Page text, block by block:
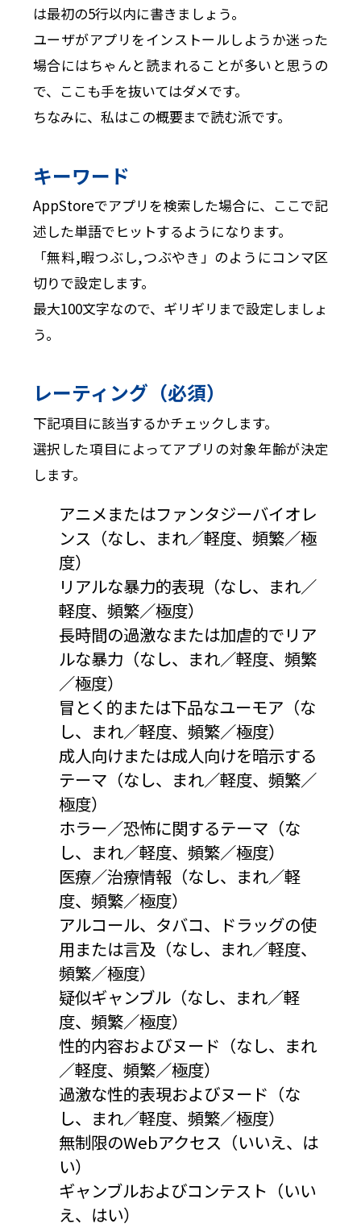
は最初の5行以内に書きましょう。
ユーザがアプリをインストールしようか迷った
場合にはちゃんと読まれることが多いと思うの
で、ここも手を抜いてはダメです。
ちなみに、私はこの概要まで読む派です。
キーワード
AppStoreでアプリを検索した場合に、ここで記
述した単語でヒットするようになります。
「無料,暇つぶし,つぶやき」のようにコンマ区
切りで設定します。
最大100文字なので、ギリギリまで設定しましょ
う。
レーティング（必須）
下記項目に該当するかチェックします。
選択した項目によってアプリの対象年齢が決定
します。
アニメまたはファンタジーバイオレ
ンス（なし、まれ／軽度、頻繁／極
度）
リアルな暴力的表現（なし、まれ／
軽度、頻繁／極度）
長時間の過激なまたは加虐的でリア
ルな暴力（なし、まれ／軽度、頻繁
／極度）
冒とく的または下品なユーモア（な
し、まれ／軽度、頻繁／極度）
成人向けまたは成人向けを暗示する
テーマ（なし、まれ／軽度、頻繁／
極度）
ホラー／恐怖に関するテーマ（な
し、まれ／軽度、頻繁／極度）
医療／治療情報（なし、まれ／軽
度、頻繁／極度）
アルコール、タバコ、ドラッグの使
用または言及（なし、まれ／軽度、
頻繁／極度）
疑似ギャンブル（なし、まれ／軽
度、頻繁／極度）
性的内容およびヌード（なし、まれ
／軽度、頻繁／極度）
過激な性的表現およびヌード（な
し、まれ／軽度、頻繁／極度）
無制限のWebアクセス（いいえ、は
い）
ギャンブルおよびコンテスト（いい
え、はい）